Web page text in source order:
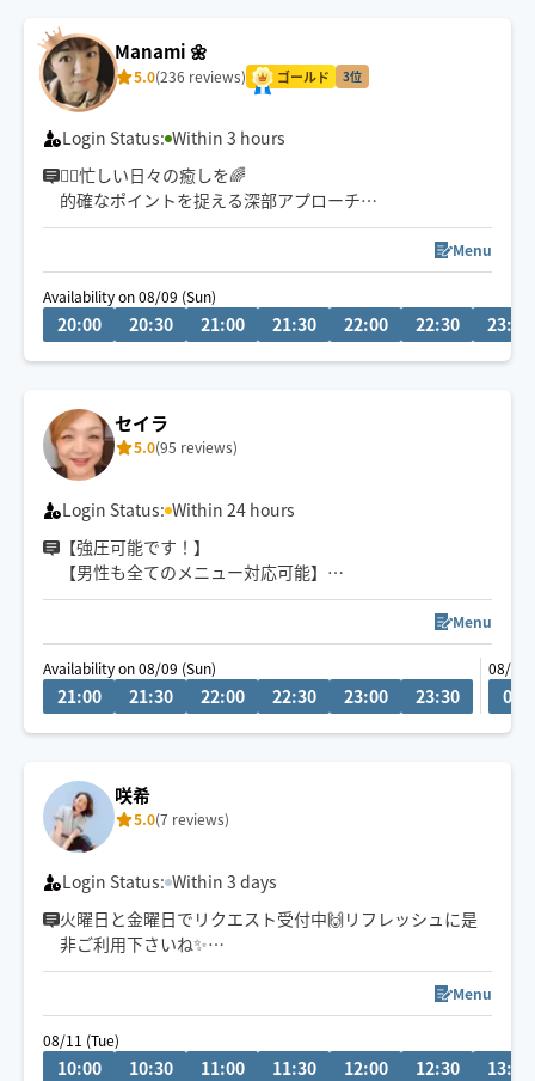
・迅速な対応を心がけております
・栄・伏見・名駅すぐ行けます🎒
→ご要望に記載してください
▶︎施術中や他の仕事中は返信遅れます🙏
Manami 🌼
5.0(236 reviews) ゴールド 3位
Login Status: Within 3 hours
🏃‍♂️忙しい日々の癒しを🌈
的確なポイントを捉える深部アプローチ
お身体が開放されて心までほぐれる心地よさを実感くだ
👍揉まれ慣れてる方もリラクゼーション初めてな方にも
お試し頂きたいです♪
トをお選び下さい)
🧑‍🎓鍼灸指圧系専門学生です
日々、知識技術の勉強してます
Menu
Availability on 08/09 (Sun)
20:00 20:30 21:00 21:30 22:00 22:30 23:00
セイラ
5.0(95 reviews)
Login Status: Within 24 hours
【強圧可能です！】
【男性も全てのメニュー対応可能】
🧚‍♀️プロフィールをご覧いただきありがとうございます😊
名古屋市内でも中心部のみで活動してます😊
ぜひこの機会にご利用いただけたら嬉しいです😊
★しっかりほぐしてほしい
★ゆったり癒されたい
疲れ方やその日のご気分でお選びください☺️
Menu
Availability on 08/09 (Sun)
21:00 21:30 22:00 22:30 23:00 23:30
08/10
咲希
5.0(7 reviews)
Login Status: Within 3 days
火曜日と金曜日でリクエスト受付中🙌リフレッシュに是
非ご利用下さいね✨
肩こり🍀腰痛🍀眼精疲労🍀足つぼ🐾オイルトリートメン
🚃移動です✨
リクエストお待ちしております(*^^*)
Menu
08/11 (Tue)
10:00 10:30 11:00 11:30 12:00 12:30 13:00